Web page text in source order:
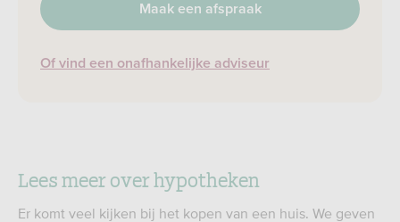
Maak een afspraak
Of vind een onafhankelijke adviseur
Lees meer over hypotheken
Er komt veel kijken bij het kopen van een huis. We geven